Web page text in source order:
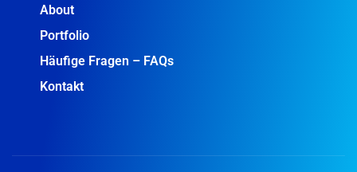
About
Portfolio
Häufige Fragen – FAQs
Kontakt